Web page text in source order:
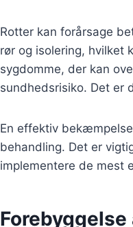
Rotter kan forårsage
rør og isolering, hvilket
sygdomme, der kan
sundhedsrisiko. Det er
En effektiv
behandling. Det er
implementere de mest